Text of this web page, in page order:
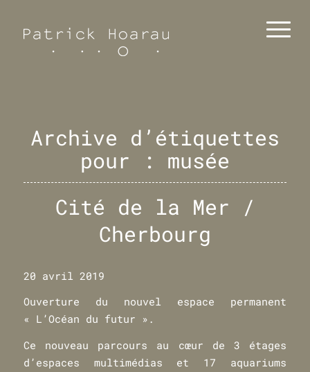
Archive d’étiquettes
pour : musée
Cité de la Mer /
Cherbourg
20 avril 2019
Ouverture du nouvel espace permanent
« L’Océan du futur ».
Ce nouveau parcours au cœur de 3 étages
d’espaces multimédias et 17 aquariums